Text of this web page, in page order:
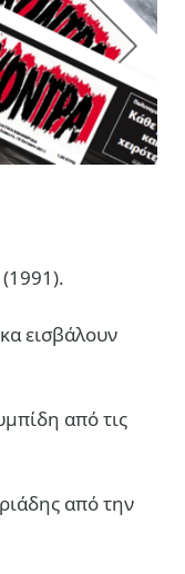
εισβάλουν
από τις
από την